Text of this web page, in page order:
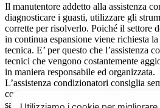
Il manutentore addetto alla assistenza
diagnosticare i guasti, utilizzare gli
corrette per risolverlo. Poiché il settore
in continua espansione viene richiesta
tecnica. E’ per questo che l’assistenza
tecnici che vengono costantemente
in maniera responsabile ed organizzata.
L’assistenza condizionatori consiglia
controllo programmato, almeno una
salute della propria salute. Effettuare il